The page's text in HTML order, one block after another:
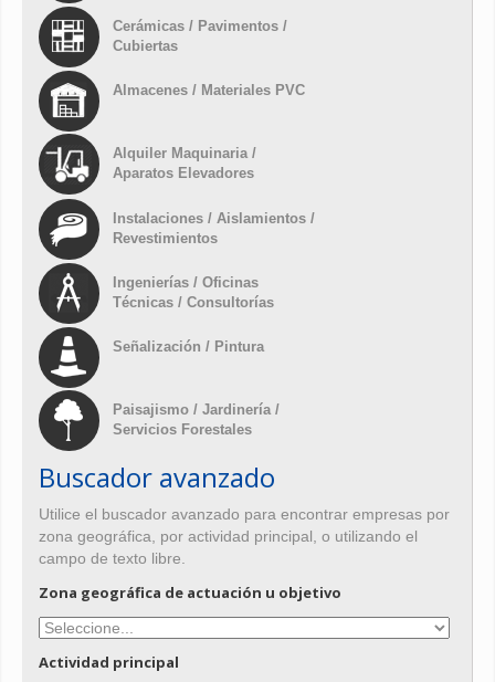
Cerámicas / Pavimentos /
Cubiertas
Almacenes / Materiales PVC
Alquiler Maquinaria /
Aparatos Elevadores
Instalaciones / Aislamientos /
Revestimientos
Ingenierías / Oficinas
Técnicas / Consultorías
Señalización / Pintura
Paisajismo / Jardinería /
Servicios Forestales
Buscador avanzado
Utilice el buscador avanzado para encontrar empresas por
zona geográfica, por actividad principal, o utilizando el
campo de texto libre.
Zona geográfica de actuación u objetivo
Actividad principal